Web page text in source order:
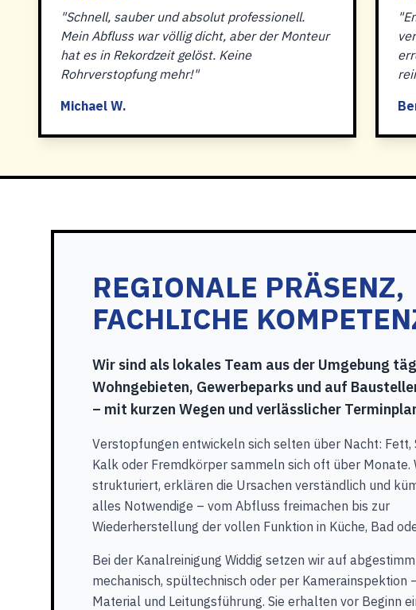
"Schnell, sauber und absolut professionell.
Mein Abfluss war völlig dicht, aber der Monteur
hat es in Rekordzeit gelöst. Keine
Rohrverstopfung mehr!"
Michael W.
REGIONALE PRÄSENZ,
FACHLICHE
Wir sind als lokales Team aus der Umgebung
Wohngebieten, Gewerbeparks und auf
– mit kurzen Wegen und verlässlicher
Verstopfungen entwickeln sich selten über Nacht: Fett,
Kalk oder Fremdkörper sammeln sich oft über Monate.
strukturiert, erklären die Ursachen verständlich und
alles Notwendige – vom Abfluss freimachen bis zur
Wiederherstellung der vollen Funktion in Küche, Bad
Bei der Kanalreinigung Widdig setzen wir auf
mechanisch, spültechnisch oder per Kamerainspektion
Material und Leitungsführung. Sie erhalten vor Beginn